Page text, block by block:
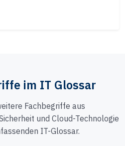
im IT Glossar
Fachbegriffe aus
und Cloud-Technologie
IT-Glossar.